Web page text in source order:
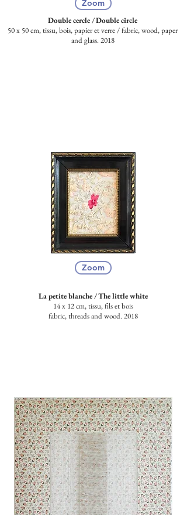
Zoom
Double cercle / Double circle
50 x 50 cm, tissu, bois, papier et verre /fabric, wood, paper
and glass. 2018
Zoom
La petite blanche /The little white
14 x 12 cm, tissu, fils et bois
fabric, threads and wood. 2018